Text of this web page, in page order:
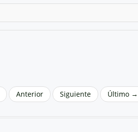
Anterior Siguiente Último →